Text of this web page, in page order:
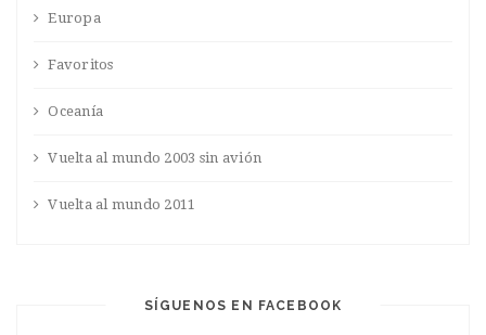
Europa
Favoritos
Oceanía
Vuelta al mundo 2003 sin avión
Vuelta al mundo 2011
SÍGUENOS EN FACEBOOK